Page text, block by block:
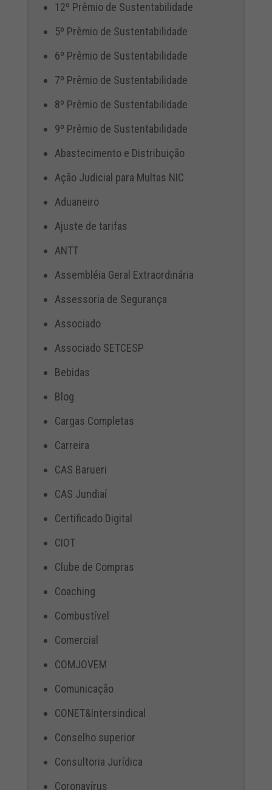
12º Prêmio de Sustentabilidade
5º Prêmio de Sustentabilidade
6º Prêmio de Sustentabilidade
7º Prêmio de Sustentabilidade
8º Prêmio de Sustentabilidade
9º Prêmio de Sustentabilidade
Abastecimento e Distribuição
Ação Judicial para Multas NIC
Aduaneiro
Ajuste de tarifas
ANTT
Assembléia Geral Extraordinária
Assessoria de Segurança
Associado
Associado SETCESP
Bebidas
Blog
Cargas Completas
Carreira
CAS Barueri
CAS Jundiaí
Certificado Digital
CIOT
Clube de Compras
Coaching
Combustível
Comercial
COMJOVEM
Comunicação
CONET&Intersindical
Conselho superior
Consultoria Jurídica
Coronavírus